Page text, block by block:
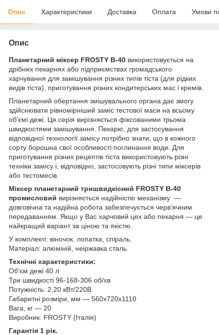
Опис Характеристики Доставка Оплата Умови
Опис
Планетарний міксер FROSTY B-40 використовується на
дрібних пекарнях або підприємствах громадського
харчування для замішування різних типів тіста (для рідких
видів тіста), приготування різних кондитерських мас і кремів.
Планетарний обертання змішувального органа дає змогу
здійснювати рівномірніший заміс тестової маси на всьому
об'ємі дежі. Ця серія вирізняється фіксованими трьома
швидкостями замішування. Пекарю, для застосування
відповідної технології замісу потрібно знати, що в кожного
сорту борошна свої особливості поглинання води. Для
приготування різних рецептів тіста використовують різні
техніки замісу і, відповідно, застосовують різні типи міксерів
або тестомесів.
Міксер планетарний тришвидкісний FROSTY B-40
промисловий вирізняється надійністю механізму —
довговічна та надійна робота забезпечується черв'ячним
передаванням. Якщо у Вас харчовий цех або пекарня — це
найкращий варіант за ціною та якістю.
У комплекті: віночок, лопатка, спіраль.
Матеріал: алюміній, неіржавка сталь.
Технічні характеристики:
Об'єм дежі 40 л
Три швидкості 96-168-306 об/хв
Потужність: 2,20 кВт/220В
Габаритні розміри, мм — 560x720x1110
Вага, кг — 20
Виробник: FROSTY (Італія)
Гарантія 1 рік.